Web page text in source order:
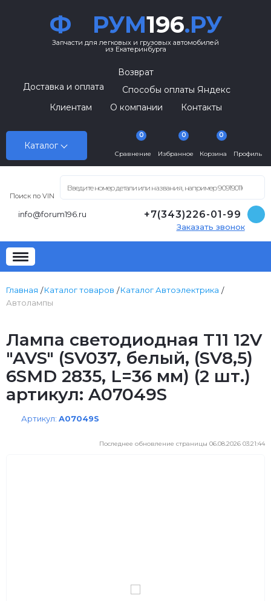
Ф РУМ196.РУ
Запчасти для легковых и грузовых автомобилей
из Екатеринбурга
Каталог
Возврат
Доставка и оплата
Способы оплаты Яндекс
Клиентам
О компании Контакты
Сравнение
0
Избранное
0
Корзина
0
Профиль
Поиск по VIN
info@forum196.ru +7(343)226-01-99
Заказать звонок
Главная Каталог товаров
Каталог Автоэлектрика
Автолампы
Лампа светодиодная T11 12V
"AVS" (SV037, белый, (SV8,5)
6SMD 2835, L=36 мм) (2 шт.)
артикул: A07049S
Артикул: A07049S
Последнее обновление страницы 06.08.2026 03:21:44